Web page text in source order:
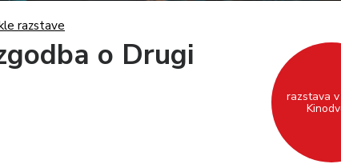
razstave
razstava
o Drugi